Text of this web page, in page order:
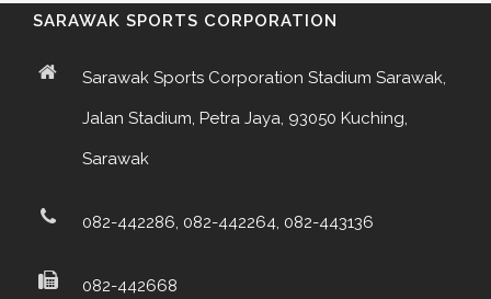
SARAWAK SPORTS CORPORATION
Sarawak Sports Corporation Stadium Sarawak,
Jalan Stadium, Petra Jaya, 93050 Kuching,
Sarawak
082-442286, 082-442264, 082-443136
082-442668